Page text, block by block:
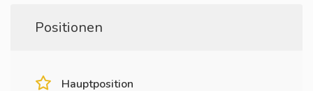
Positionen
Hauptposition